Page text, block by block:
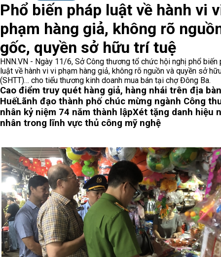
Phổ biến pháp luật về hành vi
phạm hàng giả, không rõ
gốc, quyền sở hữu trí tuệ
HNN.VN - Ngày 11/6, Sở Công thương tổ chức hội nghị phổ biến
luật về hành vi vi phạm hàng giả, không rõ nguồn và quyền sở
(SHTT)… cho tiểu thương kinh doanh mua bán tại chợ Đông Ba.
Cao điểm truy quét hàng giả, hàng nhái trên địa
HuếLãnh đạo thành phố chúc mừng ngành Công
nhân kỷ niệm 74 năm thành lậpXét tặng danh hiệu
nhân trong lĩnh vực thủ công mỹ nghệ